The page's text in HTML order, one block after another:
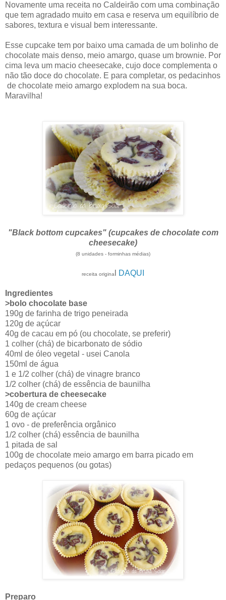
Novamente uma receita no Caldeirão com uma combinação
que tem agradado muito em casa e reserva um equilíbrio de
sabores, textura e visual bem interessante.
Esse cupcake tem por baixo uma camada de um bolinho de
chocolate mais denso, meio amargo, quase um brownie. Por
cima leva um macio cheesecake, cujo doce complementa o
não tão doce do chocolate. E para completar, os pedacinhos
de chocolate meio amargo explodem na sua boca.
Maravilha!
"Black bottom cupcakes" (cupcakes de chocolate com
cheesecake)
(8 unidades - forminhas médias)
receita origina DAQUI
Ingredientes
>bolo chocolate base
190g de farinha de trigo peneirada
120g de açúcar
40g de cacau em pó (ou chocolate, se preferir)
1 colher (chá) de bicarbonato de sódio
40ml de óleo vegetal - usei Canola
150ml de água
1 e 1/2 colher (chá) de vinagre branco
1/2 colher (chá) de essência de baunilha
>cobertura de cheesecake
140g de cream cheese
60g de açúcar
1 ovo - de preferência orgânico
1/2 colher (chá) essência de baunilha
1 pitada de sal
100g de chocolate meio amargo em barra picado em
pedaços pequenos (ou gotas)
Preparo